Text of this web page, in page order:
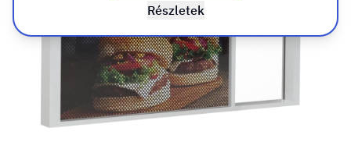
Részletek